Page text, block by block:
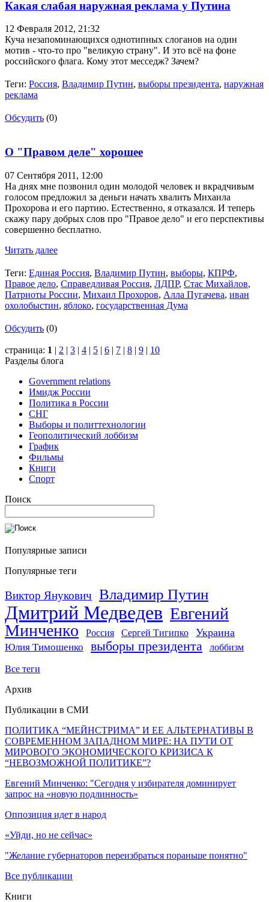
Какая слабая наружная реклама у Путина
12 Февраля 2012, 21:32
Куча незапоминающихся однотипных слоганов на один
мотив - что-то про "великую страну". И это всё на фоне
российского флага. Кому этот месседж? Зачем?
Теги: Россия, Владимир Путин, выборы президента, наружная
реклама
Обсудить (0)
О "Правом деле" хорошее
07 Сентября 2011, 12:00
На днях мне позвонил один молодой человек и вкрадчивым
голосом предложил за деньги начать хвалить Михаила
Прохорова и его партию. Естественно, я отказался. И теперь
скажу пару добрых слов про "Правое дело" и его перспективы
совершенно бесплатно.
Читать далее
Теги: Единая Россия, Владимир Путин, выборы, КПРФ,
Правое дело, Справедливая Россия, ЛДПР, Стас Михайлов,
Патриоты России, Михаил Прохоров, Алла Пугачева, иван
охолобыстин, яблоко, государственная Дума
Обсудить (0)
страница: 1 | 2 | 3 | 4 | 5 | 6 | 7 | 8 | 9 | 10
Разделы блога
Government relations
Имидж России
Политика в России
СНГ
Выборы и политтехнологии
Геополитический лоббизм
График
Фильмы
Книги
Спорт
Поиск
Популярные записи
Популярные теги
Виктор Янукович Владимир Путин
Дмитрий Медведев Евгений
Минченко
Россия Сергей Тигипко Украина
Юлия Тимошенко выборы президента лоббизм
Все теги
Архив
Публикации в СМИ
ПОЛИТИКА “МЕЙНСТРИМА” И ЕЕ АЛЬТЕРНАТИВЫ В
СОВРЕМЕННОМ ЗАПАДНОМ МИРЕ: НА ПУТИ ОТ
МИРОВОГО ЭКОНОМИЧЕСКОГО КРИЗИСА К
“НЕВОЗМОЖНОЙ ПОЛИТИКЕ”?
Евгений Минченко: "Сегодня у избирателя доминирует
запрос на «новую подлинность»
Оппозиция идет в народ
«Уйди, но не сейчас»
"Желание губернаторов переизбраться пораньше понятно"
Все публикации
Книги